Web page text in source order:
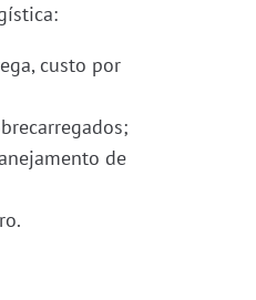
custo por
de